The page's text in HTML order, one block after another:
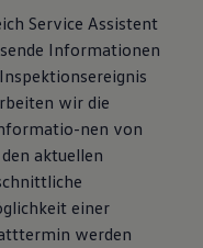
Service Assistent
Informationen
wir die
nen von
aktuellen
einer
werden